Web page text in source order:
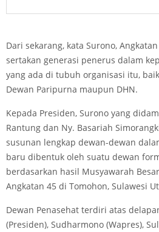
Dari sekarang, kata Surono,
sertakan generasi penerus dalam
yang ada di tubuh organisasi itu,
Dewan Paripurna maupun DHN.
Kepada Presiden, Surono yang
Rantung dan Ny. Basariah
susunan lengkap dewan-dewan
baru dibentuk oleh suatu dewan
berdasarkan hasil Musyawarah
Angkatan 45 di Tomohon, Sulawesi
Dewan Penasehat terdiri atas
(Presiden), Sudharmono (Wapres),